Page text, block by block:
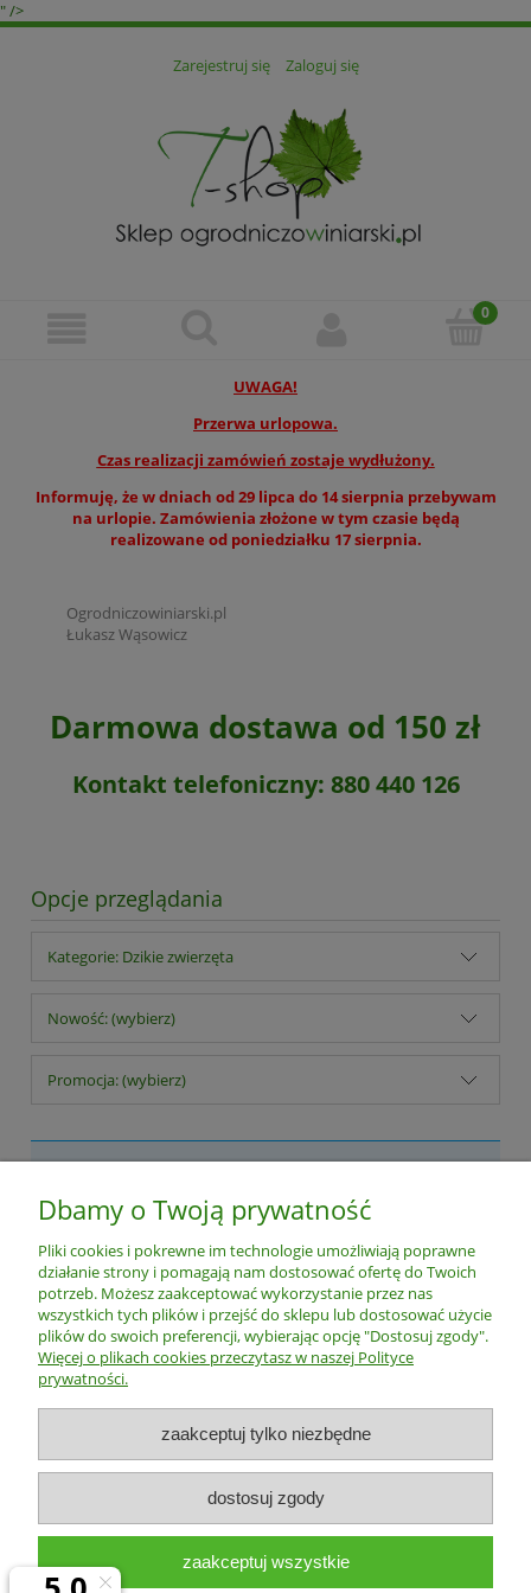
" />
Zarejestruj się Zaloguj się
UWAGA!
Przerwa urlopowa.
Czas realizacji zamówień zostaje wydłużony.
Informuję, że w dniach od 29 lipca do 14 sierpnia przebywam
na urlopie. Zamówienia złożone w tym czasie będą
realizowane od poniedziałku 17 sierpnia.
Ogrodniczowiniarski.pl
Łukasz Wąsowicz
Darmowa dostawa od 150 zł
Kontakt telefoniczny: 880 440 126
Opcje przeglądania
Kategorie: Dzikie zwierzęta
Nowość: (wybierz)
Promocja: (wybierz)
Pomoc
Dostawa i płatność
Moje konto
Gwarancja i zwroty
O firmie
pokaż pełną wersję strony
Sklep internetowy Shoper.pl
Dbamy o Twoją prywatność
Pliki cookies i pokrewne im technologie umożliwiają poprawne
działanie strony i pomagają nam dostosować ofertę do Twoich
potrzeb. Możesz zaakceptować wykorzystanie przez nas
wszystkich tych plików i przejść do sklepu lub dostosować użycie
plików do swoich preferencji, wybierając opcję "Dostosuj zgody".
Więcej o plikach cookies przeczytasz w naszej Polityce
prywatności.
zaakceptuj tylko niezbędne
dostosuj zgody
zaakceptuj wszystkie